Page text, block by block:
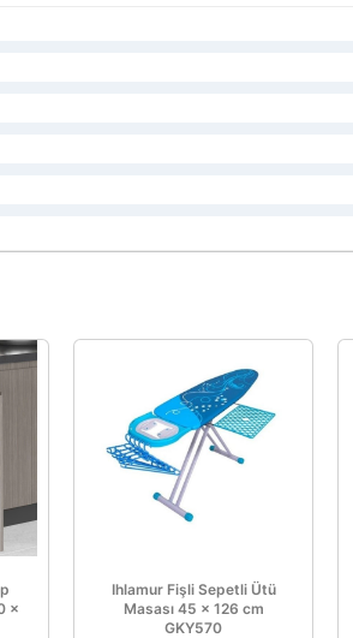
×
Ihlamur Fişli Sepetli Ütü
Masası 45 × 126 cm
GKY570